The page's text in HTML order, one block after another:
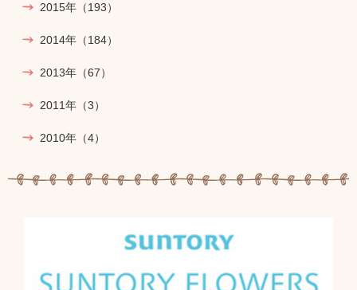
2015年 （193）
2014年 （184）
2013年 （67）
2011年 （3）
2010年 （4）